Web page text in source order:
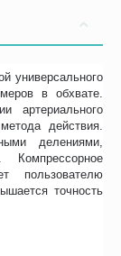
универсального
в обхвате.
артериального
действия.
делениями,
Компрессорное
пользователю
точность